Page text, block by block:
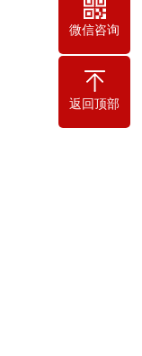
微信咨询
返回顶部